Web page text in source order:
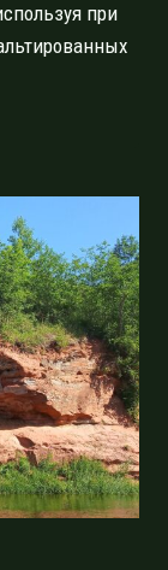
при